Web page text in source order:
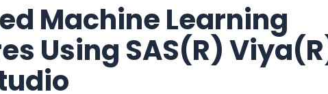
Machine Learning
Using SAS(R)